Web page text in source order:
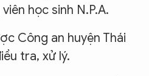
học sinh N.P.A.
Công an huyện Thái
tra, xử lý.